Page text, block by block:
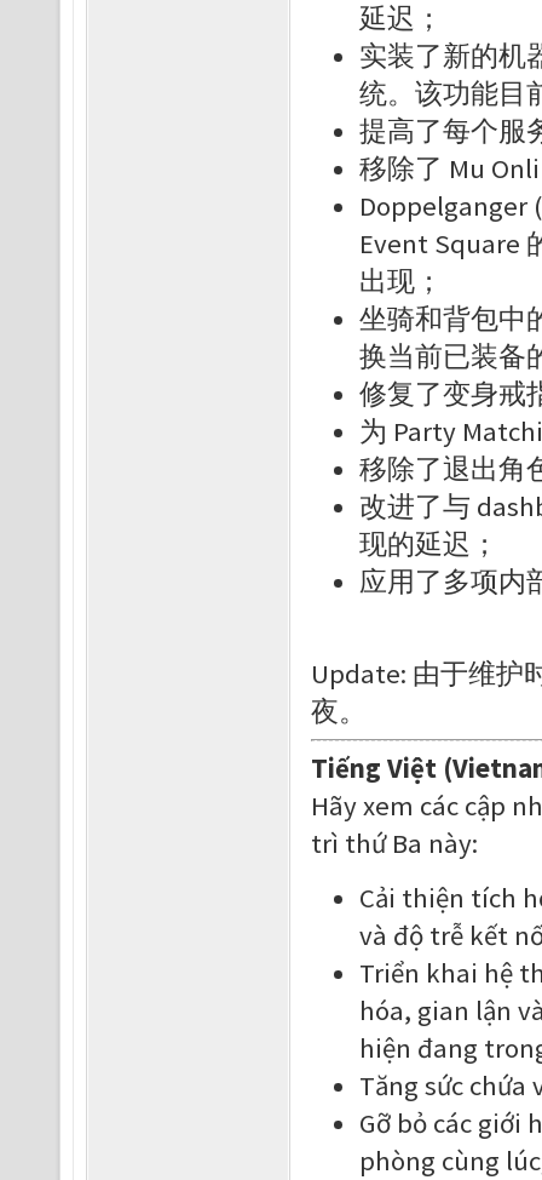
延迟；
实装了新的机
统。该功能目
提高了每个服
移除了 Mu
Doppelganger
Event Square
出现；
坐骑和背包中
换当前已装备
修复了变身戒
为 Party
移除了退出角
改进了与
现的延迟；
应用了多项内
Update: 由于维护
夜。
Tiếng Việt
Hãy xem các cập
trì thứ Ba này:
Cải thiện tích
và độ trễ kết
Triển khai hệ
hóa, gian lận
hiện đang
Tăng sức
Gỡ bỏ các giới
phòng cùng